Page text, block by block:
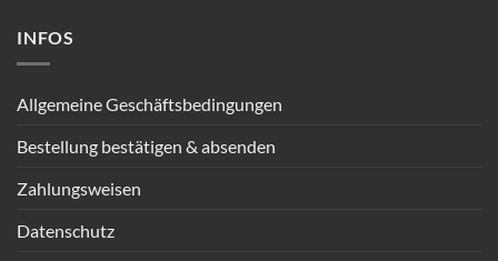
INFOS
Allgemeine Geschäftsbedingungen
Bestellung bestätigen & absenden
Zahlungsweisen
Datenschutz